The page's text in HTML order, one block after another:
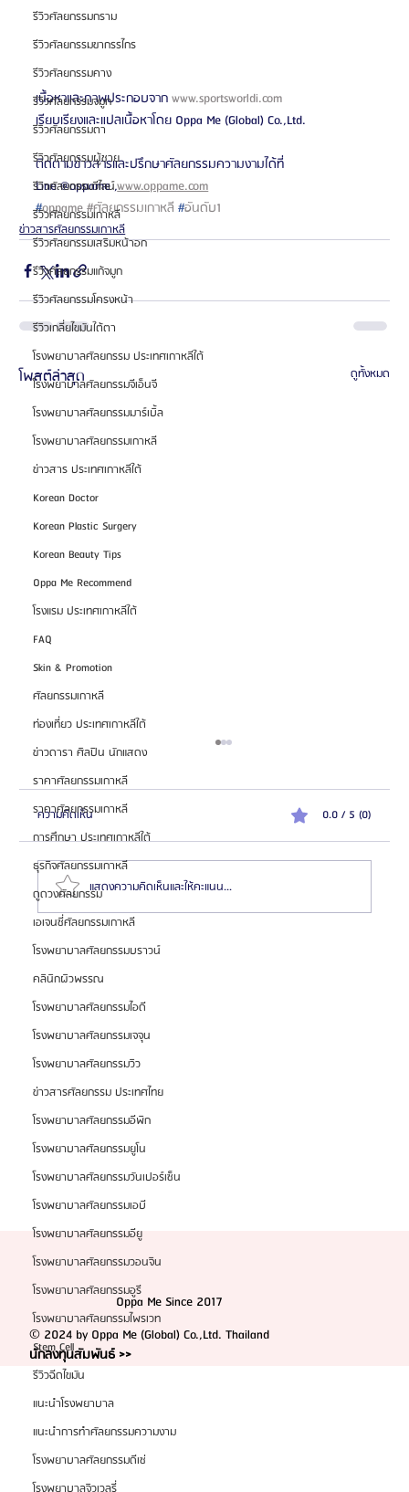
รีวิวศัลยกรรมกราม
รีวิวศัลยกรรมขากรรไกร
รีวิวศัลยกรรมคาง
รีวิวศัลยกรรมจมูก
รีวิวศัลยกรรมตา
รีวิวศัลยกรรมผู้ชาย
รีวิวศัลยกรรมวีไลน์
รีวิวศัลยกรรมเกาหลี
รีวิวศัลยกรรมเสริมหน้าอก
รีวิวศัลยกรรมแก้จมูก
รีวิวศัลยกรรมโครงหน้า
รีวิวเกลี่ยไขมันใต้ตา
โรงพยาบาลศัลยกรรม ประเทศเกาหลีใต้
โรงพยาบาลศัลยกรรมจีเอ็นจี
โรงพยาบาลศัลยกรรมมาร์เบิ้ล
โรงพยาบาลศัลยกรรมเกาหลี
ข่าวสาร ประเทศเกาหลีใต้
Korean Doctor
Korean Plastic Surgery
Korean Beauty Tips
Oppa Me Recommend
โรงแรม ประเทศเกาหลีใต้
FAQ
Skin & Promotion
ศัลยกรรมเกาหลี
ท่องเที่ยว ประเทศเกาหลีใต้
ข่าวดารา ศิลปิน นักแสดง
ราคาศัลยกรรมเกาหลี
ราคาศัลยกรรมเกาหลี
การศึกษา ประเทศเกาหลีใต้
ธุรกิจศัลยกรรมเกาหลี
ดูดวงศัลยกรรม
เอเจนซี่ศัลยกรรมเกาหลี
โรงพยาบาลศัลยกรรมบราวน์
คลินิกผิวพรรณ
โรงพยาบาลศัลยกรรมไอดี
โรงพยาบาลศัลยกรรมเจจุน
โรงพยาบาลศัลยกรรมวิว
ข่าวสารศัลยกรรม ประเทศไทย
โรงพยาบาลศัลยกรรมอีพิก
โรงพยาบาลศัลยกรรมยูโน
โรงพยาบาลศัลยกรรมวันเปอร์เซ็น
โรงพยาบาลศัลยกรรมเอบี
โรงพยาบาลศัลยกรรมอียู
โรงพยาบาลศัลยกรรมวอนจิน
โรงพยาบาลศัลยกรรมอูรี
โรงพยาบาลศัลยกรรมไพรเวท
Stem Cell
รีวิวฉีดไขมัน
แนะนำโรงพยาบาล
แนะนำการทำศัลยกรรมความงาม
โรงพยาบาลศัลยกรรมดีเซ่
เนื้อหาและภาพประกอบจาก www.sportsworldi.com
เรียบเรียงและแปลเนื้อหาโดย Oppa Me (Global) Co.,Ltd.
ติดตามข่าวสารและปรึกษาศัลยกรรมความงามได้ที่
Line @oppame ,www.oppame.com
#oppame#ศัลยกรรมเกาหลี #อันดับ1
ข่าวสารศัลยกรรมเกาหลี
โพสต์ล่าสุด ดูทั้งหมด
ทำไมคนเกาหลีถึงนิยมผ่าตัดโครงหน้าแบบ Natural
Balance มากกว่าหน้า V-Shape จัด? เจาะแนวคิดของ
Glam Plastic Surgery โรงพยาบาลแกลมผ่าตัดขา
กรรไกรและโครงหน้าเฉพาะทาง
ความคิดเห็น 0.0 / 5 (0)
แสดงความคิดเห็นและให้คะแนน...
Oppa Me Since 2017
© 2024 by Oppa Me (Global) Co.,Ltd. Thailand
นักลงทุนสัมพันธ์ >>